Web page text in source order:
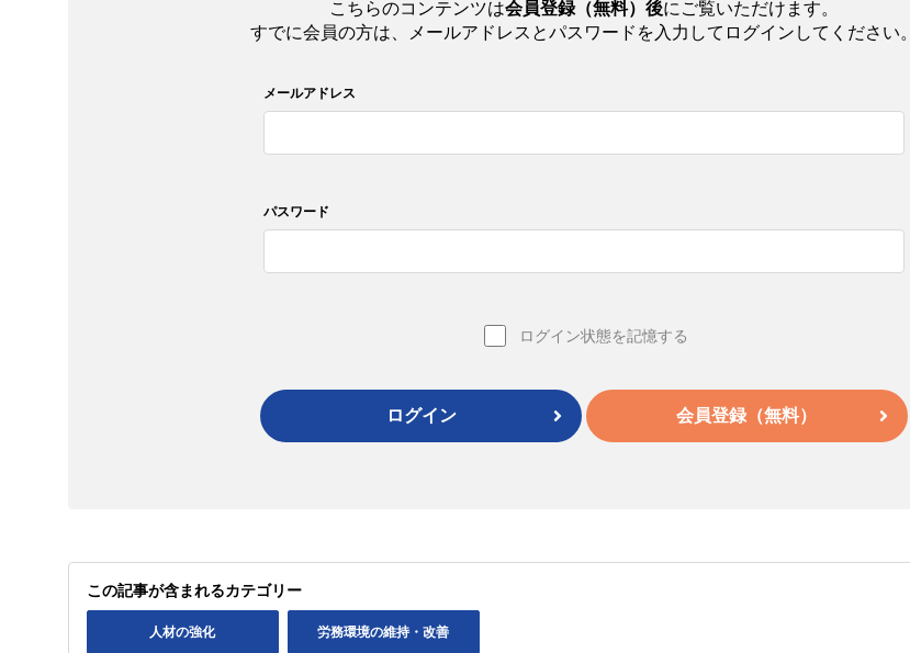
こちらのコンテンツは会員登録（無料）後にご覧いただけます。
すでに会員の方は、メールアドレスとパスワードを入力してログインしてください。
メールアドレス
パスワード
ログイン状態を記憶する
ログイン 会員登録（無料）
この記事が含まれるカテゴリー
人材の強化 労務環境の維持・改善